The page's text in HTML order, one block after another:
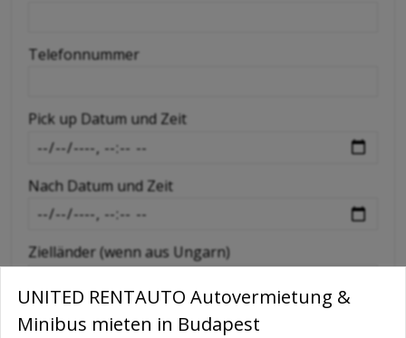
-
-
-
Telefonnummer
Pick up Datum und Zeit
Nach Datum und Zeit
Zielländer (wenn aus Ungarn)
Extras wie GPS, Kindersitz, Schneeketten etc
UNITED RENTAUTO Autovermietung &
Minibus mieten in Budapest